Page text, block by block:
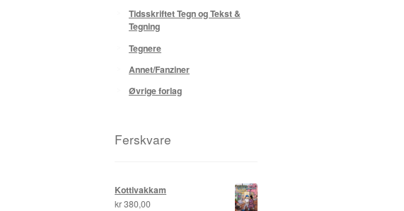
Tidsskriftet Tegn og Tekst &
Tegning
Tegnere
Annet/Fanziner
Øvrige forlag
Ferskvare
Kottivakkam
kr380,00